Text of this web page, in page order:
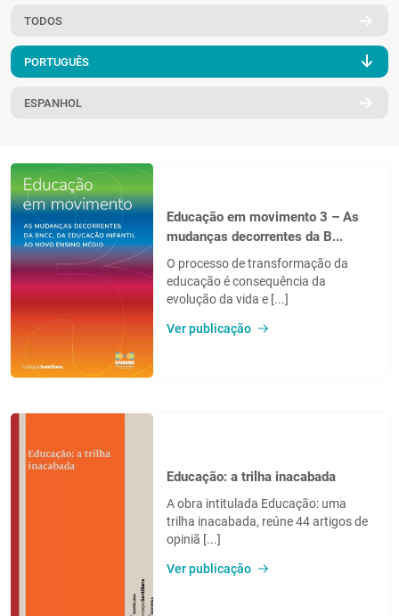
TODOS
PORTUGUÊS
ESPANHOL
Educação em movimento 3 – As
mudanças decorrentes da B...
O processo de transformação da
educação é consequência da
evolução da vida e [...]
Ver publicação
Educação: a trilha inacabada
A obra intitulada Educação: uma
trilha inacabada, reúne 44 artigos de
opiniã [...]
Ver publicação